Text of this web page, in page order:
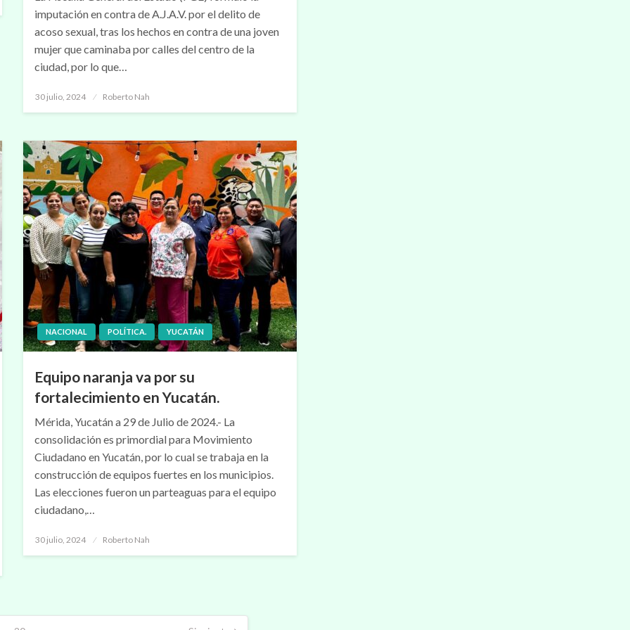
imputación en contra de A.J.A.V. por el delito de
acoso sexual, tras los hechos en contra de una joven
mujer que caminaba por calles del centro de la
ciudad, por lo que…
Publicado
30 julio, 2024 Roberto Nah
NACIONAL POLÍTICA. YUCATÁN
Equipo naranja va por su
fortalecimiento en Yucatán.
Mérida, Yucatán a 29 de Julio de 2024.- La
consolidación es primordial para Movimiento
Ciudadano en Yucatán, por lo cual se trabaja en la
construcción de equipos fuertes en los municipios.
Las elecciones fueron un parteaguas para el equipo
ciudadano,…
Publicado
30 julio, 2024 Roberto Nah